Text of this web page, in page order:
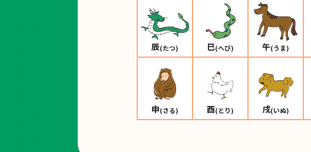
辰(たつ) 巳(へび) 午(うま)
申(さる) 酉(とり) 戌(いぬ)